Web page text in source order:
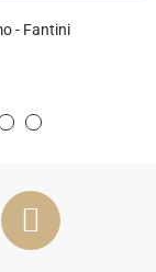
- Fantini